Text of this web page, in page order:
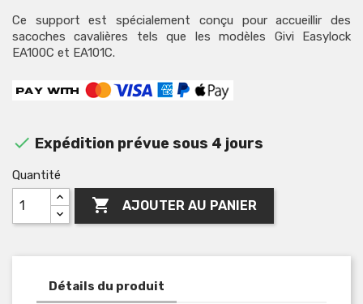
Ce support est spécialement conçu pour accueillir des
sacoches cavalières tels que les modèles Givi Easylock
EA100C et EA101C.
 Expédition prévue sous 4 jours
Quantité
 AJOUTER AU PANIER
Détails du produit